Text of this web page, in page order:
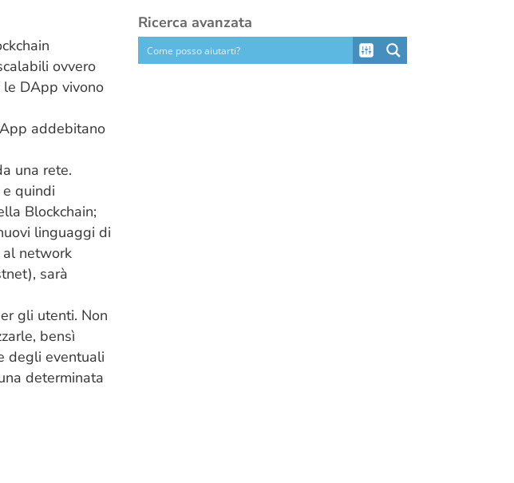
ovvero
le DApp vivono
addebitano
una rete.
quindi
Blockchain;
linguaggi di
al network
sarà
gli utenti. Non
bensì
degli eventuali
determinata
Ricerca avanzata